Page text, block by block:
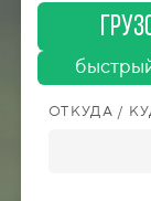
ОТКУДА /